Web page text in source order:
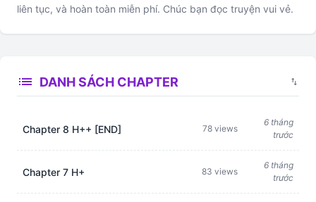
liên tục, và hoàn toàn miễn phí. Chúc bạn đọc truyện vui vẻ.
list DANH SÁCH CHAPTER swap_vert
Chapter 8 H++ [END] 78 views
6 tháng
trước
Chapter 7 H+ 83 views
6 tháng
trước